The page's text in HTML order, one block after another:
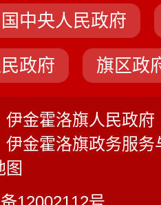
中央人民政府
政府 旗区政
伊金霍洛旗人民政府
伊金霍洛旗政务服务
图